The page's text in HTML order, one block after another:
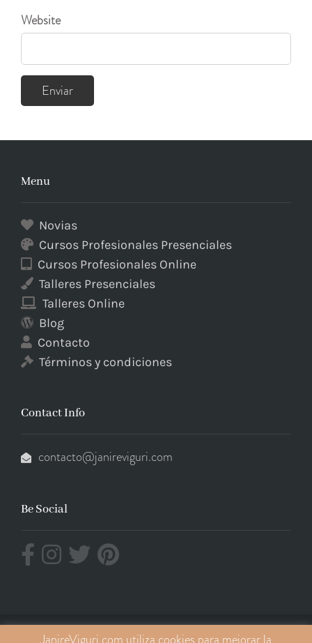
Website
Menu
Novias
Cursos Profesionales Presenciales
Cursos Profesionales Online
Talleres Presenciales
Talleres Online
Blog
Contacto
Términos y condiciones
Contact Info
contacto@janireviguri.com
Be Social
JanireViguri.com utiliza cookies para mejorar la